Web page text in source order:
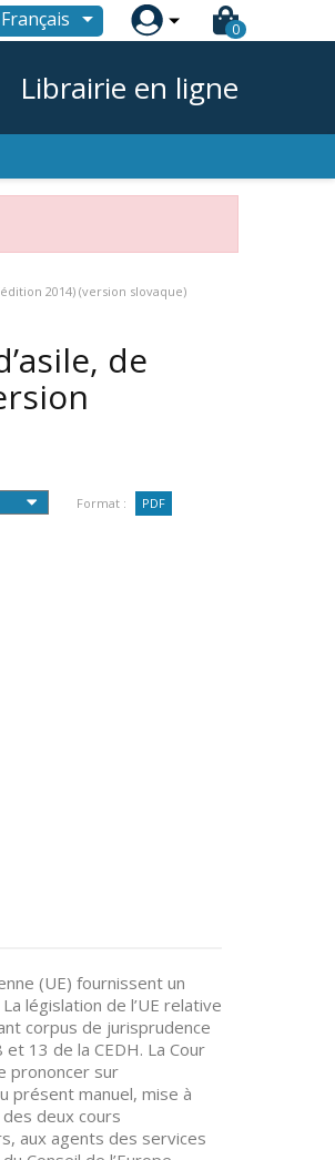
Français  0
Librairie en ligne
2014) (version slovaque)
de
Format : PDF
(UE) fournissent un
législation de l’UE relative
corpus de jurisprudence
13 de la CEDH. La Cour
prononcer sur
présent manuel, mise à
deux cours
aux agents des services